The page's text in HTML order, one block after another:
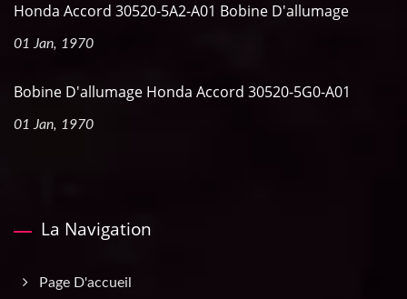
Honda Accord 30520-5A2-A01 Bobine D'allumage
01 Jan, 1970
Bobine D'allumage Honda Accord 30520-5G0-A01
01 Jan, 1970
La Navigation
Page D'accueil